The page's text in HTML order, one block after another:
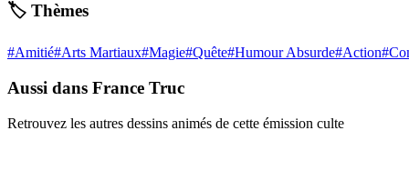
🏷️ Thèmes
#Amitié#Arts Martiaux#Magie#Quête#Humour Absurde#Action#
Aussi dans France Truc
Retrouvez les autres dessins animés de cette émission culte